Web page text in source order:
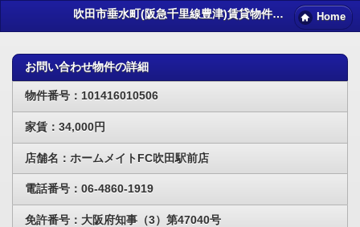
吹田市垂水町(阪急千里線豊津)賃貸物件｜吹田賃貸マンション情報NET Home
お問い合わせ物件の詳細
物件番号：101416010506
家賃：34,000円
店舗名：ホームメイトFC吹田駅前店
電話番号：06-4860-1919
免許番号：大阪府知事（3）第47040号